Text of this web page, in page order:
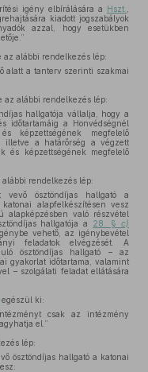
igény elbírálására a Hszt.
kiadott jogszabályok
azzal, hogy esetükben
az alábbi rendelkezés lép:
alatt a tanterv szerinti szakmai
az alábbi rendelkezés lép:
hallgatója vállalja, hogy a
időtartamáig a Honvédségnél
képzettségének megfelelő
illetve a határőrség a végzett
és képzettségének megfelelő
alábbi rendelkezés lép:
vevő ösztöndíjas hallgató a
alapfelkészítésen vesz
alapképzésben való részvétel
hallgatója a 28. §c)
vehető, az igénybevétel
feladatok elvégzését. A
ösztöndíjas hallgató – az
gyakorlat időtartama, valamint
– szolgálati feladat ellátására
egészül ki:
csak az intézmény
el.”
lép:
ösztöndíjas hallgató a katonai